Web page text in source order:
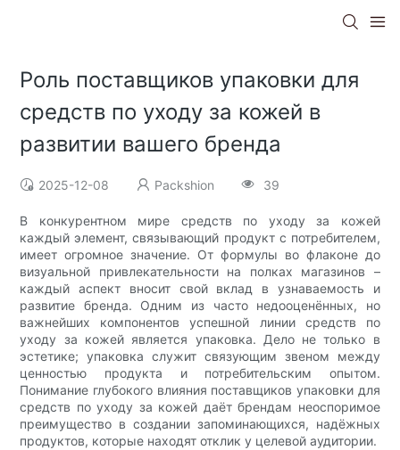
Роль поставщиков упаковки для
средств по уходу за кожей в
развитии вашего бренда
2025-12-08 Packshion 39
В конкурентном мире средств по уходу за кожей
каждый элемент, связывающий продукт с потребителем,
имеет огромное значение. От формулы во флаконе до
визуальной привлекательности на полках магазинов –
каждый аспект вносит свой вклад в узнаваемость и
развитие бренда. Одним из часто недооценённых, но
важнейших компонентов успешной линии средств по
уходу за кожей является упаковка. Дело не только в
эстетике; упаковка служит связующим звеном между
ценностью продукта и потребительским опытом.
Понимание глубокого влияния поставщиков упаковки для
средств по уходу за кожей даёт брендам неоспоримое
преимущество в создании запоминающихся, надёжных
продуктов, которые находят отклик у целевой аудитории.